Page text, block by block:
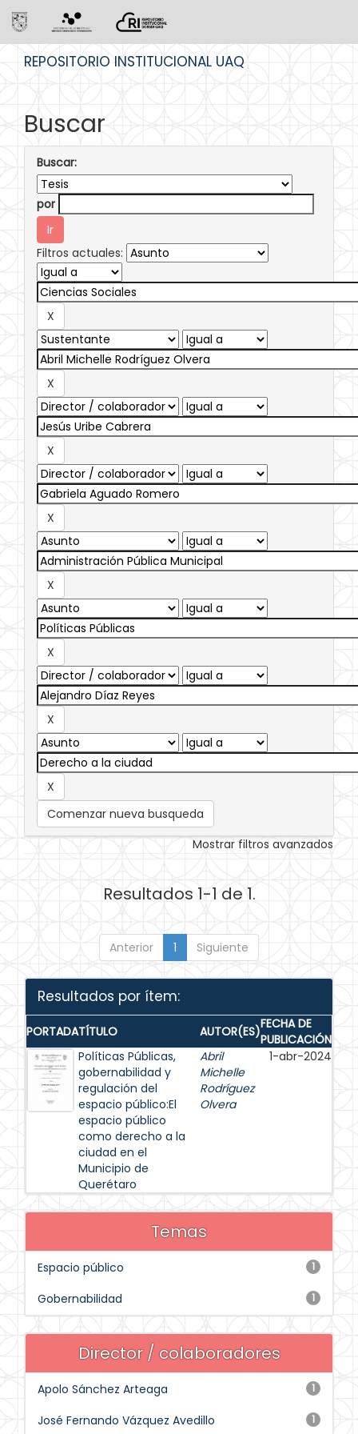
REPOSITORIO INSTITUCIONAL UAQ
Buscar
Buscar:
por
Filtros actuales:
Comenzar nueva busqueda
Mostrar filtros avanzados
Resultados 1-1 de 1.
Anterior 1 Siguiente
Resultados por ítem:
PORTADATÍTULO AUTOR(ES)FECHA DE
PUBLICACIÓN
Políticas Públicas,
gobernabilidad y
regulación del
espacio público:El
espacio público
como derecho a la
ciudad en el
Municipio de
Querétaro
Abril
Michelle
Rodríguez
Olvera
1-abr-2024
Temas
1
Espacio público
1
Gobernabilidad
Director / colaboradores
1
Apolo Sánchez Arteaga
1
José Fernando Vázquez Avedillo